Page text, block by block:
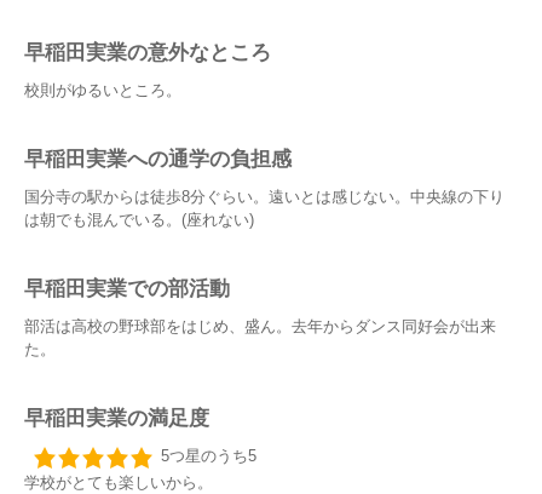
早稲田実業の意外なところ
校則がゆるいところ。
早稲田実業への通学の負担感
国分寺の駅からは徒歩8分ぐらい。遠いとは感じない。中央線の下り
は朝でも混んでいる。(座れない)
早稲田実業での部活動
部活は高校の野球部をはじめ、盛ん。去年からダンス同好会が出来
た。
早稲田実業の満足度
5つ星のうち5
学校がとても楽しいから。